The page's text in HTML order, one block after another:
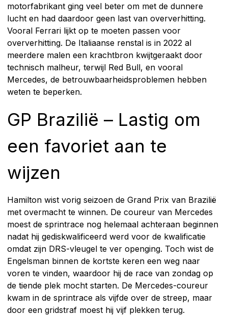
motorfabrikant ging veel beter om met de dunnere
lucht en had daardoor geen last van oververhitting.
Vooral Ferrari lijkt op te moeten passen voor
oververhitting. De Italiaanse renstal is in 2022 al
meerdere malen een krachtbron kwijtgeraakt door
technisch malheur, terwijl Red Bull, en vooral
Mercedes, de betrouwbaarheidsproblemen hebben
weten te beperken.
GP Brazilië – Lastig om
een favoriet aan te
wijzen
Hamilton wist vorig seizoen de Grand Prix van Brazilië
met overmacht te winnen. De coureur van Mercedes
moest de sprintrace nog helemaal achteraan beginnen
nadat hij gediskwalificeerd werd voor de kwalificatie
omdat zijn DRS-vleugel te ver openging. Toch wist de
Engelsman binnen de kortste keren een weg naar
voren te vinden, waardoor hij de race van zondag op
de tiende plek mocht starten. De Mercedes-coureur
kwam in de sprintrace als vijfde over de streep, maar
door een gridstraf moest hij vijf plekken terug.